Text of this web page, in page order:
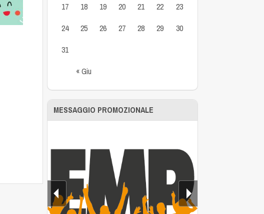
« Giu
17
18 19 20 21 22
23
24
25 26 27 28 29
30
31
MESSAGGIO PROMOZIONALE